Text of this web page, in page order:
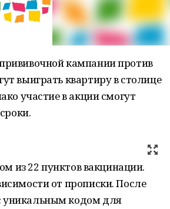
кампании против
выиграть квартиру в столице
участие в акции смогут
из 22 пунктов вакцинации.
от прописки. После
уникальным кодом для